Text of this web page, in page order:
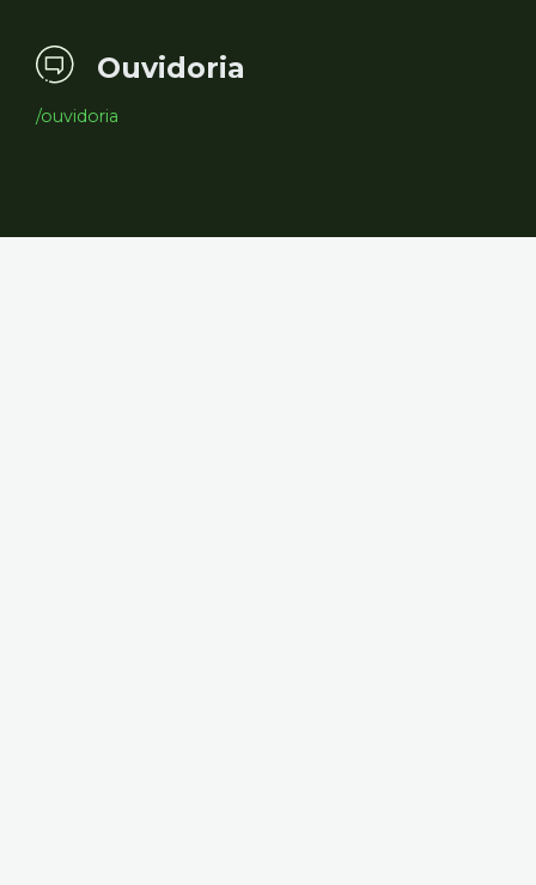
Ouvidoria
/ouvidoria